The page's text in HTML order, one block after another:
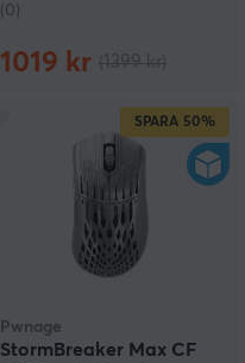
(0)
1019 kr
SPARA 50%
Pwnage
StormBreaker Max CF